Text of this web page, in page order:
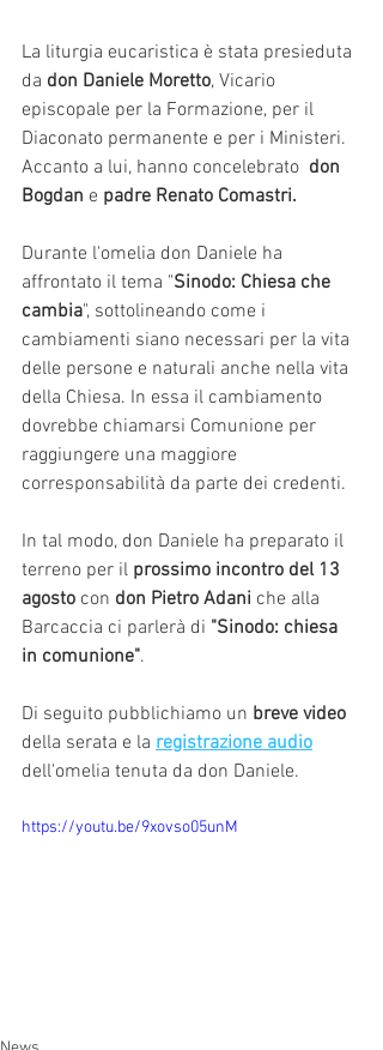
La liturgia eucaristica è stata presieduta
da don Daniele Moretto, Vicario
episcopale per la Formazione, per il
Diaconato permanente e per i Ministeri.
Accanto a lui, hanno concelebrato don
Bogdan e padre Renato Comastri.
Durante l'omelia don Daniele ha
affrontato il tema "Sinodo: Chiesa che
cambia", sottolineando come i
cambiamenti siano necessari per la vita
delle persone e naturali anche nella vita
della Chiesa. In essa il cambiamento
dovrebbe chiamarsi Comunione per
raggiungere una maggiore
corresponsabilità da parte dei credenti.
In tal modo, don Daniele ha preparato il
terreno per il prossimo incontro del 13
agosto con don Pietro Adani che alla
Barcaccia ci parlerà di "Sinodo: chiesa
in comunione".
Di seguito pubblichiamo un breve video
della serata e la registrazione audio
dell'omelia tenuta da don Daniele.
https://youtu.be/9xovso05unM